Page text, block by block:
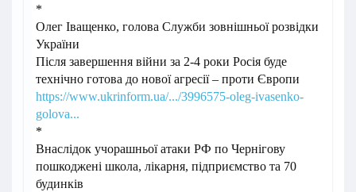
*
Олег Іващенко, голова Служби зовнішньої розвідки
України
Після завершення війни за 2-4 роки Росія буде
технічно готова до нової агресії – проти Європи
https://www.ukrinform.ua/.../3996575-oleg-ivasenko-
golova...
*
Внаслідок учорашньої атаки РФ по Чернігову
пошкоджені школа, лікарня, підприємство та 70
будинків